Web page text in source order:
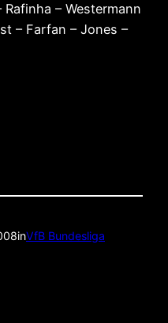
– Westermann
– Farfan – Jones –
inVfB Bundesliga